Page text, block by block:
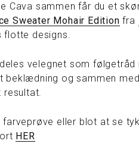
Cava sammen får du et
Sweater Mohair Edition fra
flotte designs.
velegnet som følgetråd
beklædning og sammen
resultat.
farveprøve eller blot at se
HER